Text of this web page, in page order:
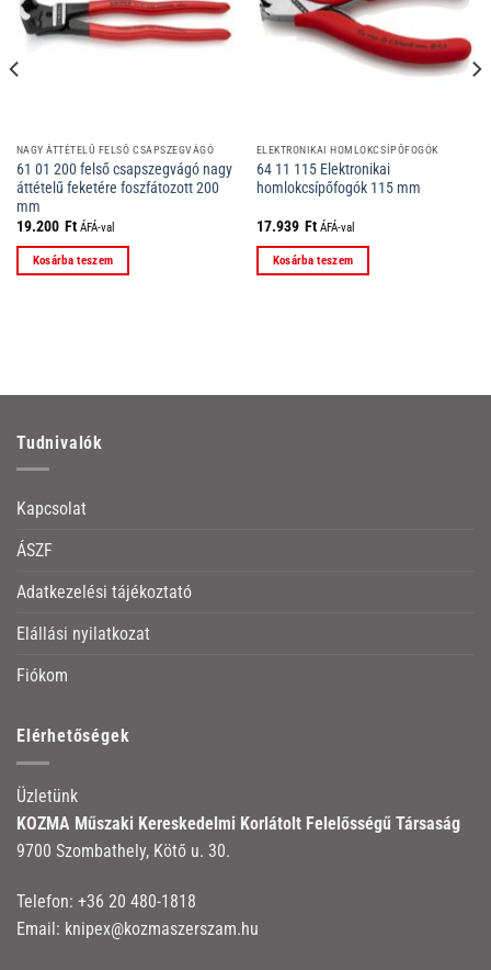
NAGY ÁTTÉTELŰ FELSŐ CSAPSZEGVÁGÓ
61 01 200 felső csapszegvágó nagy
áttételű feketére foszfátozott 200
mm
19.200 Ft ÁFÁ-val
Kosárba teszem
ELEKTRONIKAI HOMLOKCSÍPŐFOGÓK
64 11 115 Elektronikai
homlokcsípőfogók 115 mm
17.939 Ft ÁFÁ-val
Kosárba teszem
Tudnivalók
Kapcsolat
ÁSZF
Adatkezelési tájékoztató
Elállási nyilatkozat
Fiókom
Elérhetőségek
Üzletünk
KOZMA Műszaki Kereskedelmi Korlátolt Felelősségű Társaság
9700 Szombathely, Kötő u. 30.
Telefon: +36 20 480-1818
Email: knipex@kozmaszerszam.hu